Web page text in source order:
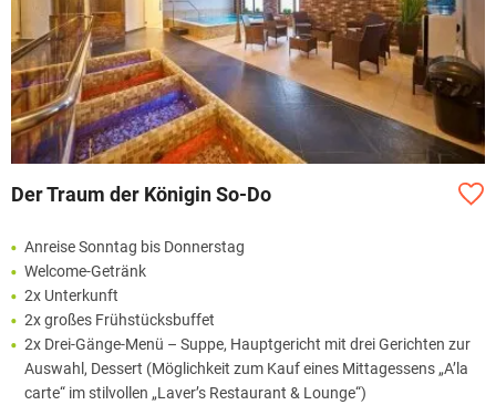
Der Traum der Königin So-Do
Anreise Sonntag bis Donnerstag
Welcome-Getränk
2x Unterkunft
2x großes Frühstücksbuffet
2x Drei-Gänge-Menü – Suppe, Hauptgericht mit drei Gerichten zur
Auswahl, Dessert (Möglichkeit zum Kauf eines Mittagessens „A’la
carte“ im stilvollen „Laver’s Restaurant & Lounge“)